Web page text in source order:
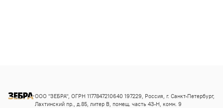
ООО "ЗЕБРА", ОГРН 1177847210640 197229, Россия, г. Санкт-Петербург,
Лахтинский пр., д.85, литер В, помещ. часть 43-Н, комн. 9